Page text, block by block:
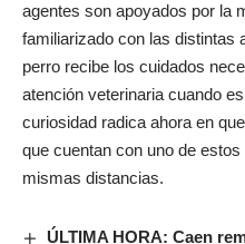
agentes son apoyados por la
familiarizado con las distintas
perro recibe los cuidados
atención veterinaria cuando
curiosidad radica ahora en
que cuentan con uno de
mismas distancias.
ÚLTIMA HORA: Caen